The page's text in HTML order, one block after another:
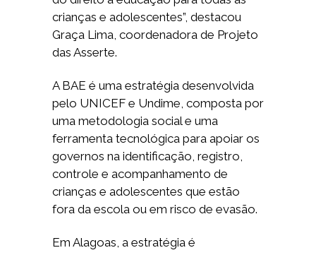
crianças e adolescentes”, destacou
Graça Lima, coordenadora de Projeto
das Asserte.
A BAE é uma estratégia desenvolvida
pelo UNICEF e Undime, composta por
uma metodologia social e uma
ferramenta tecnológica para apoiar os
governos na identificação, registro,
controle e acompanhamento de
crianças e adolescentes que estão
fora da escola ou em risco de evasão.
Em Alagoas, a estratégia é